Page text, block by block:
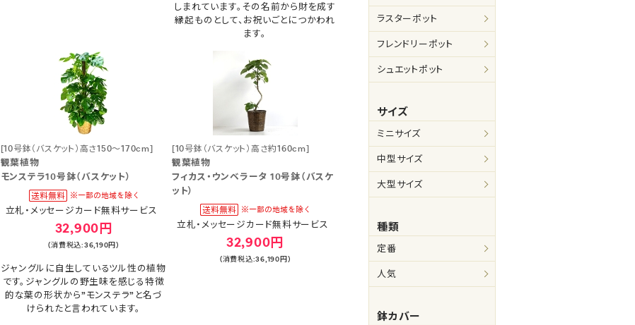
しまれています。その名前から財を成す
縁起ものとして、お祝いごとにつかわれ
ます。
[10号鉢（バスケット）高さ150～170cm]
観葉植物
モンステラ10号鉢（バスケット）
立札・メッセージカード無料サービス
32,900円
(消費税込:36,190円)
ジャングルに自生しているツル性の植物
です。ジャングルの野生味を感じる特徴
的な葉の形状から”モンステラ”と名づ
けられたと言われています。
[10号鉢（バスケット）高さ約160cm]
観葉植物
フィカス・ウンベラータ 10号鉢（バスケ
ット）
立札・メッセージカード無料サービス
32,900円
(消費税込:36,190円)
ラスターポット
フレンドリーポット
シュエットポット
サイズ
ミニサイズ
中型サイズ
大型サイズ
種類
定番
人気
鉢カバー